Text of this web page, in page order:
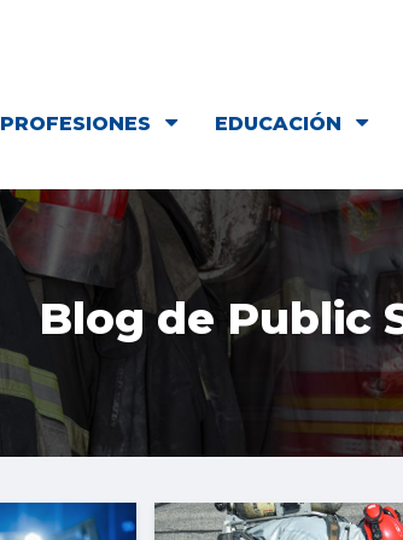
PROFESIONES EDUCACIÓN
Blog de Public